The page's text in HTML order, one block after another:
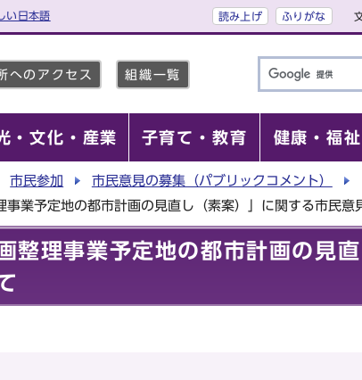
い日本語 読み上げ ふりがな
へのアクセス 組織一覧
・文化・産業 子育て・教育 健康・福祉
市民参加
市民意見の募集（パブリックコメント）
事業予定地の都市計画の見直し（素案）」に関する市民意
整理事業予定地の都市計画の見